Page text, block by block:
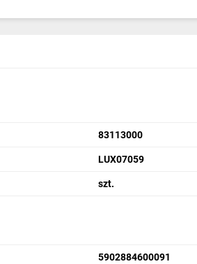
83113000
LUX07059
szt.
5902884600091